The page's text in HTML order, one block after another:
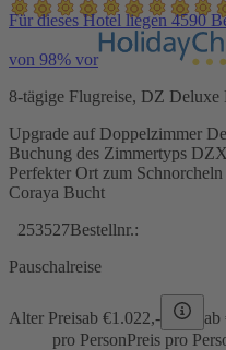
Für dieses Hotel liegen 4590
von 98% vor
8-tägige Flugreise, DZ
Upgrade auf Doppelzimmer
Buchung des Zimmertyps
Perfekter Ort zum
Coraya Bucht
253527Bestellnr.:
Pauschalreise
Alter Preisab €1.022,- ab
pro PersonPreis pro